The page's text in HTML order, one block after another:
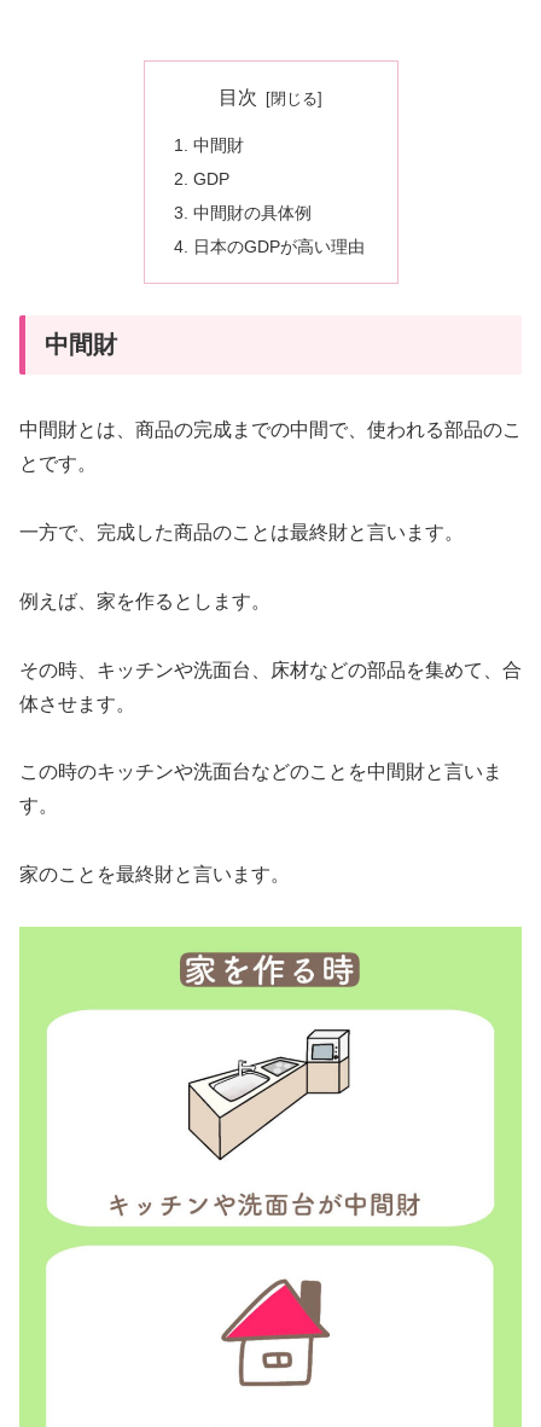
目次
中間財
GDP
中間財の具体例
日本のGDPが高い理由
中間財
中間財とは、商品の完成までの中間で、使われる部品のこ
とです。
一方で、完成した商品のことは最終財と言います。
例えば、家を作るとします。
その時、キッチンや洗面台、床材などの部品を集めて、合
体させます。
この時のキッチンや洗面台などのことを中間財と言いま
す。
家のことを最終財と言います。